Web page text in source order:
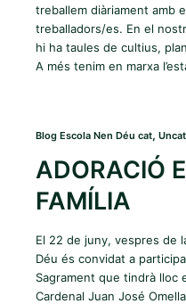
treballem diàriament amb
treballadors/es. En el
hi ha taules de cultius,
A més tenim en marxa
Blog Escola Nen Déu cat,
ADORACIÓ
FAMÍLIA
El 22 de juny, vespres de
Déu és convidat a
Sagrament que tindrà lloc
Cardenal Juan José